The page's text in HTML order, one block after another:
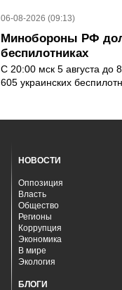
06-08-2026 (09:13)
Минобороны РФ
беспилотниках
С 20:00 мск 5 августа до
605 украинских
НОВОСТИ
Оппозиция
Власть
Общество
Регионы
Коррупция
Экономика
В мире
Экология
БЛОГИ